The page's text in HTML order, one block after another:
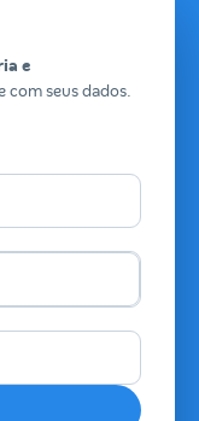
e
com seus dados.